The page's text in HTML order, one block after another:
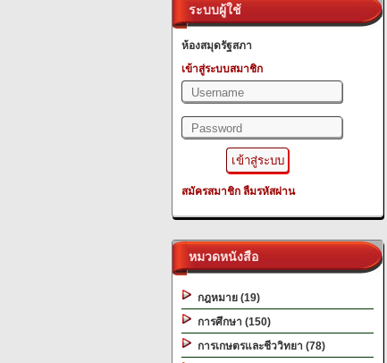
ระบบผู้ใช้
ห้องสมุดรัฐสภา
เข้าสู่ระบบสมาชิก
สมัครสมาชิก ลืมรหัสผ่าน
หมวดหนังสือ
กฎหมาย (19)
การศึกษา (150)
การเกษตรและชีววิทยา (78)